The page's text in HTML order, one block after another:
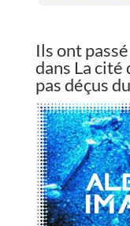
Ils ont
dans La cité
pas déçus